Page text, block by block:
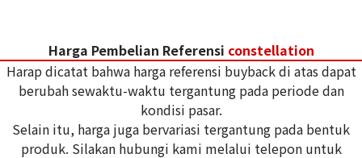
Harga Pembelian Referensi constellation
Harap dicatat bahwa harga referensi buyback di atas dapat
berubah sewaktu-waktu tergantung pada periode dan
kondisi pasar.
Selain itu, harga juga bervariasi tergantung pada bentuk
produk. Silakan hubungi kami melalui telepon untuk